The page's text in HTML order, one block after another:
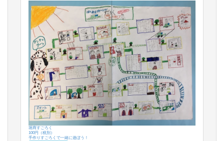
堀商すごろく
100円（税別）
手作りすごろくで一緒に遊ぼう！